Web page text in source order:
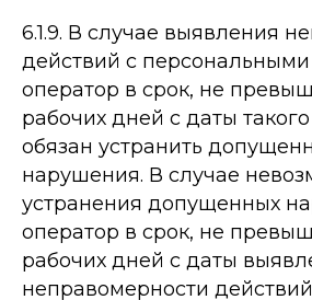
6.1.9. В случае выявления
действий с
оператор в срок, не
рабочих дней с даты
обязан устранить
нарушения. В случае
устранения допущенных
оператор в срок, не
рабочих дней с даты
неправомерности